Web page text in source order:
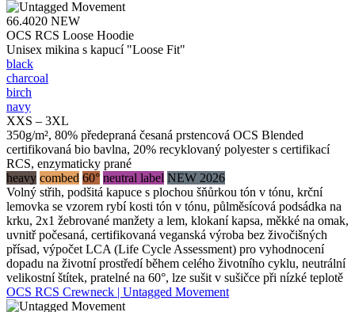
66.4020 NEW
OCS RCS Loose Hoodie
Unisex mikina s kapucí "Loose Fit"
black
charcoal
birch
navy
XXS – 3XL
350g/m², 80% předepraná česaná prstencová OCS Blended
certifikovaná bio bavlna, 20% recyklovaný polyester s certifikací
RCS, enzymaticky prané
heavy combed 60° neutral label NEW 2026
Volný střih, podšitá kapuce s plochou šňůrkou tón v tónu, krční
lemovka se vzorem rybí kosti tón v tónu, půlměsícová podsádka na
krku, 2x1 žebrované manžety a lem, klokaní kapsa, měkké na omak,
uvnitř počesaná, certifikovaná veganská výroba bez živočišných
přísad, výpočet LCA (Life Cycle Assessment) pro vyhodnocení
dopadu na životní prostředí během celého životního cyklu, neutrální
velikostní štítek, pratelné na 60°, lze sušit v sušičce při nízké teplotě
OCS RCS Crewneck | Untagged Movement